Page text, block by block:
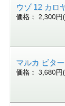
ウゾ 12 カロ
価格： 2,300円
マルカ ビタ
価格： 3,680円